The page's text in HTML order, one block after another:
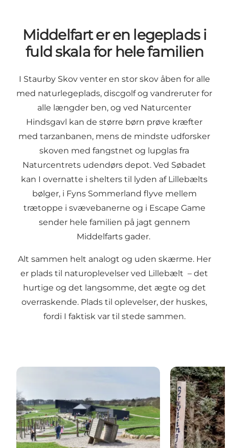
Middelfart er en legeplads i
fuld skala for hele familien
I Staurby Skov venter en stor skov åben for alle
med naturlegeplads, discgolf og vandreruter for
alle længder ben, og ved Naturcenter
Hindsgavl kan de større børn prøve kræfter
med tarzanbanen, mens de mindste udforsker
skoven med fangstnet og lupglas fra
Naturcentrets udendørs depot. Ved Søbadet
kan I overnatte i shelters til lyden af Lillebælts
bølger, i Fyns Sommerland flyve mellem
trætoppe i svævebanerne og i Escape Game
sender hele familien på jagt gennem
Middelfarts gader.
Alt sammen helt analogt og uden skærme. Her
er plads til naturoplevelser ved Lillebælt – det
hurtige og det langsomme, det ægte og det
overraskende. Plads til oplevelser, der huskes,
fordi I faktisk var til stede sammen.
Legepladser Staurby Skov